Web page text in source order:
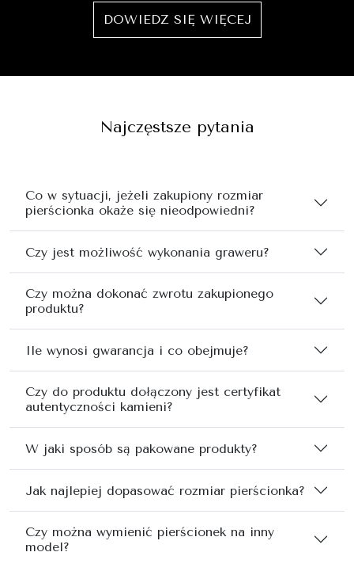
DOWIEDZ SIĘ WIĘCEJ
Najczęstsze pytania
Co w sytuacji, jeżeli zakupiony rozmiar
pierścionka okaże się nieodpowiedni?
Czy jest możliwość wykonania graweru?
Czy można dokonać zwrotu zakupionego
produktu?
Ile wynosi gwarancja i co obejmuje?
Czy do produktu dołączony jest certyfikat
autentyczności kamieni?
W jaki sposób są pakowane produkty?
Jak najlepiej dopasować rozmiar pierścionka?
Czy można wymienić pierścionek na inny
model?